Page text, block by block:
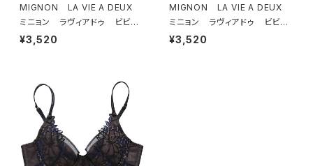
MIGNON LA VIE A DEUX
ミニョン ラヴィアドゥ ビビア
ーナ ブラジャー（ピーチ）M20
¥3,520
MIGNON LA VIE A DEUX
ミニョン ラヴィアドゥ ビビア
ーナ ブラジャー（ヴィオレッタ）
¥3,520